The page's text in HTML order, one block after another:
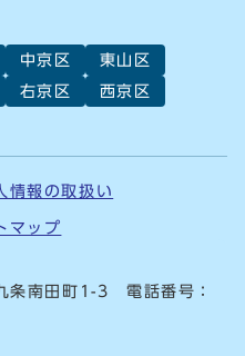
中京区
東山区
右京区
西京区
情報の取扱い
マップ
南田町1-3 電話番号：